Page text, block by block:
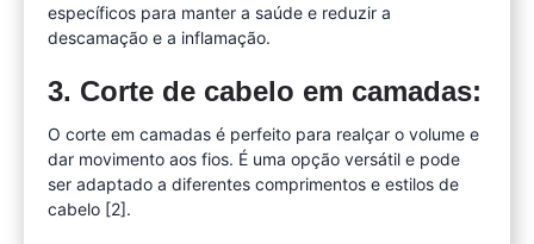
específicos para manter a saúde e reduzir a
descamação e a inflamação.
3. Corte de cabelo em camadas:
O corte em camadas é perfeito para realçar o volume e
dar movimento aos fios. É uma opção versátil e pode
ser adaptado a diferentes comprimentos e estilos de
cabelo [2].